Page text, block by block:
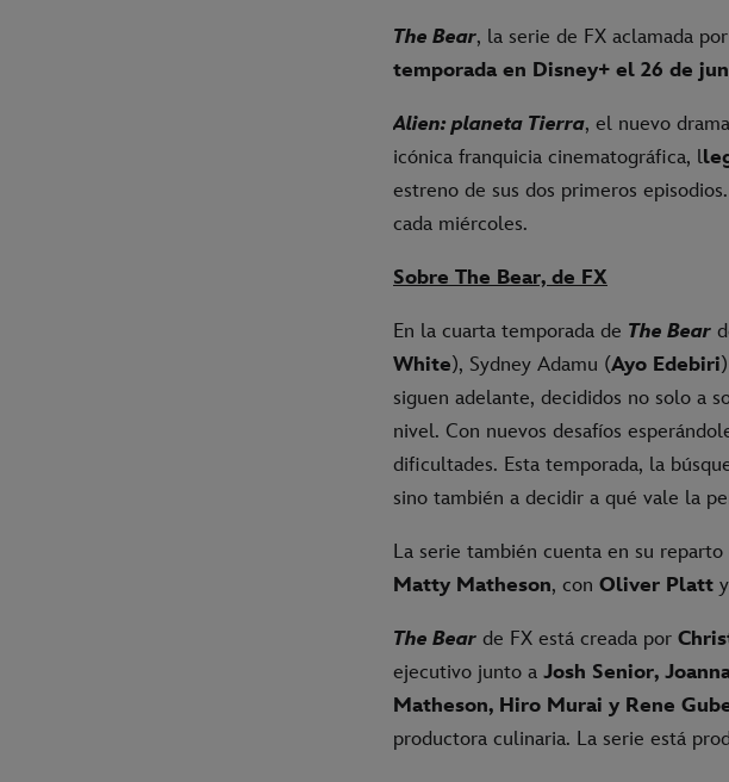
The Bear, la serie de FX aclamada
temporada en Disney+ el 26 de
Alien: planeta Tierra, el nuevo
icónica franquicia cinematográfica, l
estreno de sus dos primeros
cada miércoles.
Sobre The Bear, de FX
En la cuarta temporada de The Bear
White), Sydney Adamu (Ayo Edebiri
siguen adelante, decididos no solo a
nivel. Con nuevos desafíos
dificultades. Esta temporada, la
sino también a decidir a qué vale la
La serie también cuenta en su reparto
Matty Matheson, con Oliver Platt y
The Bear de FX está creada por
ejecutivo junto a Josh Senior,
Matheson, Hiro Murai y Rene
productora culinaria. La serie está